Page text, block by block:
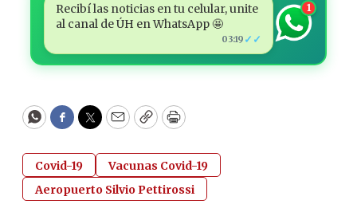
Recibí las noticias en tu celular, unite
al canal de ÚH en WhatsApp 🤩
03:19 ✓✓
1
WhatsApp
Facebook
Twitter
EmailCopyPrint
Covid-19
Vacunas Covid-19
Aeropuerto Silvio Pettirossi